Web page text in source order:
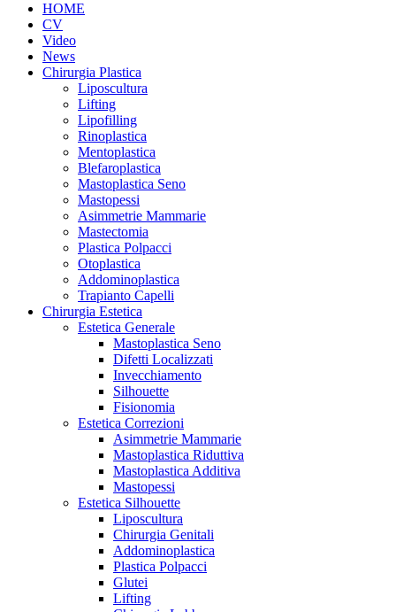
HOME
CV
Video
News
Chirurgia Plastica
Liposcultura
Lifting
Lipofilling
Rinoplastica
Mentoplastica
Blefaroplastica
Mastoplastica Seno
Mastopessi
Asimmetrie Mammarie
Mastectomia
Plastica Polpacci
Otoplastica
Addominoplastica
Trapianto Capelli
Chirurgia Estetica
Estetica Generale
Mastoplastica Seno
Difetti Localizzati
Invecchiamento
Silhouette
Fisionomia
Estetica Correzioni
Asimmetrie Mammarie
Mastoplastica Riduttiva
Mastoplastica Additiva
Mastopessi
Estetica Silhouette
Liposcultura
Chirurgia Genitali
Addominoplastica
Plastica Polpacci
Glutei
Lifting